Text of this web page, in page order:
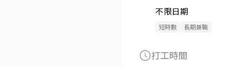
不限日期
短時數 長期兼職
打工時間